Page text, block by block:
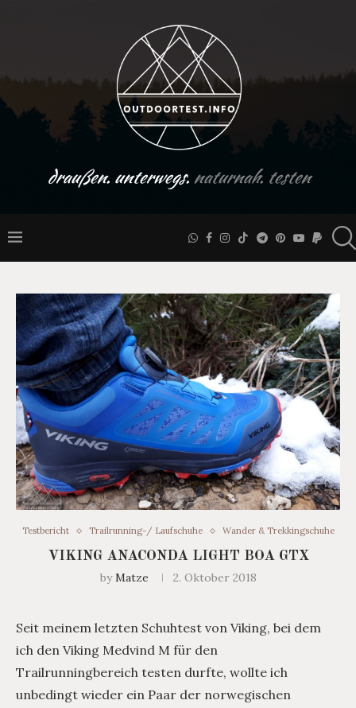
draußen. unterwegs.naturnah. testen
Testbericht Trailrunning-/ Laufschuhe Wander & Trekkingschuhe
VIKING ANACONDA LIGHT BOA GTX
byMatze 2. Oktober 2018
Seit meinem letzten Schuhtest von Viking, bei dem
ich den Viking Medvind M für den
Trailrunningbereich testen durfte, wollte ich
unbedingt wieder ein Paar der norwegischen